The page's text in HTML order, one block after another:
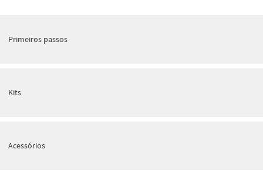
Primeiros passos
Kits
Acessórios